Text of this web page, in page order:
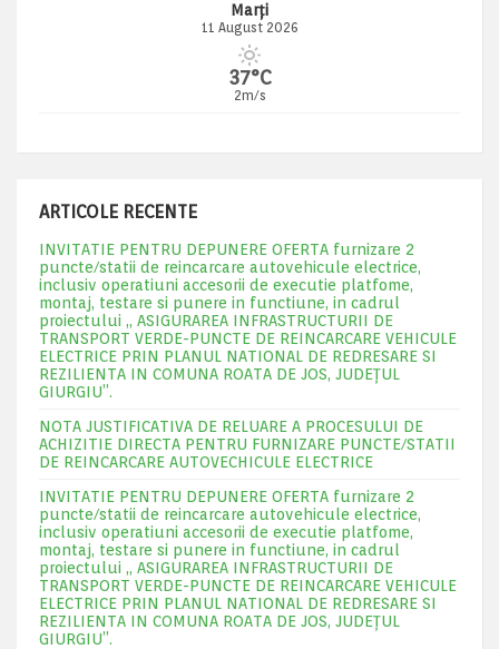
Marți
11 August 2026
37°C
2m/s
ARTICOLE RECENTE
INVITATIE PENTRU DEPUNERE OFERTA furnizare 2
puncte/statii de reincarcare autovehicule electrice,
inclusiv operatiuni accesorii de executie platfome,
montaj, testare si punere in functiune, in cadrul
proiectului „ ASIGURAREA INFRASTRUCTURII DE
TRANSPORT VERDE-PUNCTE DE REINCARCARE VEHICULE
ELECTRICE PRIN PLANUL NATIONAL DE REDRESARE SI
REZILIENTA IN COMUNA ROATA DE JOS, JUDEŢUL
GIURGIU”.
NOTA JUSTIFICATIVA DE RELUARE A PROCESULUI DE
ACHIZITIE DIRECTA PENTRU FURNIZARE PUNCTE/STATII
DE REINCARCARE AUTOVECHICULE ELECTRICE
INVITATIE PENTRU DEPUNERE OFERTA furnizare 2
puncte/statii de reincarcare autovehicule electrice,
inclusiv operatiuni accesorii de executie platfome,
montaj, testare si punere in functiune, in cadrul
proiectului „ ASIGURAREA INFRASTRUCTURII DE
TRANSPORT VERDE-PUNCTE DE REINCARCARE VEHICULE
ELECTRICE PRIN PLANUL NATIONAL DE REDRESARE SI
REZILIENTA IN COMUNA ROATA DE JOS, JUDEŢUL
GIURGIU”.